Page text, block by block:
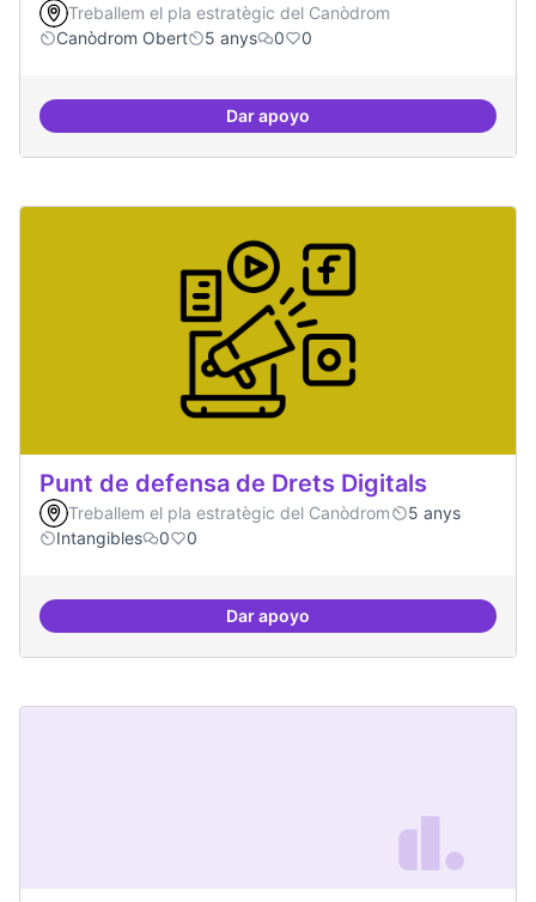
Treballem el pla estratègic del Canòdrom
Canòdrom Obert
5 anys 0 0
Dar apoyoIdees per la millora democràtica
Punt de defensa de Drets Digitals
Treballem el pla estratègic del Canòdrom
5 anys
Intangibles
0 0
Dar apoyoPunt de defensa de Drets Digitals